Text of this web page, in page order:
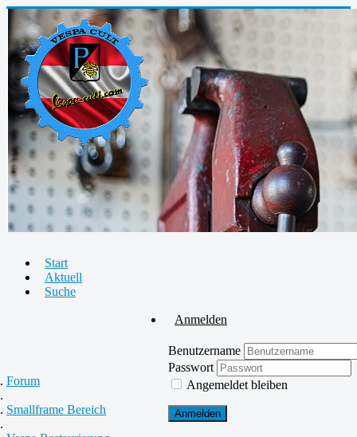
Start
Aktuell
Suche
Anmelden
Benutzername
Passwort
Angemeldet bleiben
Anmelden
Forum
Smallframe Bereich